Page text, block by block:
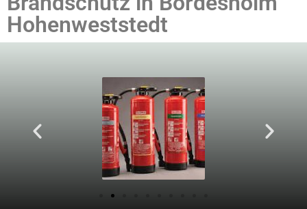
Hohenweststedt